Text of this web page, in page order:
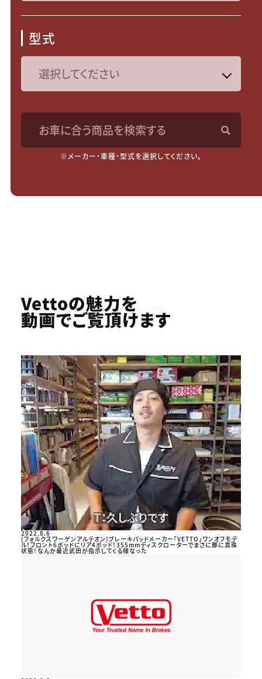
型式
お車に合う商品を検索する
※メーカー・車種・型式を選択してください。
Youtube
Vettoの魅力を
動画でご覧頂けます
2022.8.6
[フォルクスワーゲンアルテオン]ブレーキパッドメーカー「VETTO」ワンオフモデ
ル！フロント6ポッドにリア4ポッド！355mmディスクローターでまさに豚に真珠
状態！なんか最近武田が指示してくる様なった